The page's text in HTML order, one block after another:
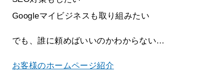
Googleマイビジネスも取り組みたい
でも、誰に頼めばいいのかわからない…
お客様のホームページ紹介